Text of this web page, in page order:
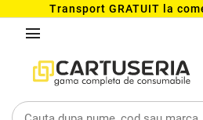
Transport GRATUIT la
menu